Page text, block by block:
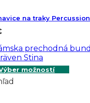
na traky
možností